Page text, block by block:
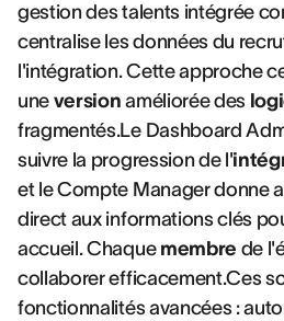
gestion des talents intégrée
centralise les données du
l'intégration. Cette approche
une version améliorée des
fragmentés.Le Dashboard
suivre la progression de l'
et le Compte Manager donne
direct aux informations clés
accueil. Chaque membre de
collaborer efficacement.Ces
fonctionnalités avancées :